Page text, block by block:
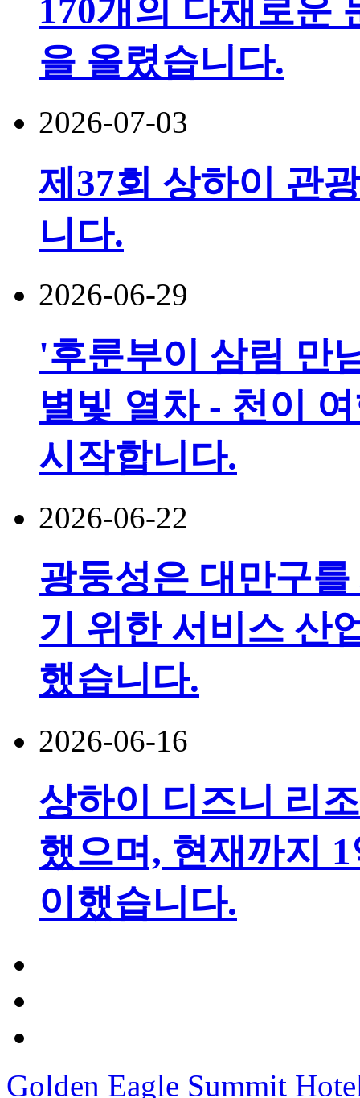
170개의 다채로운
을 올렸습니다.
2026-07-03
제37회 상하이 관
니다.
2026-06-29
'후룬부이 삼림 만
별빛 열차 - 천이
시작합니다.
2026-06-22
광둥성은 대만구
기 위한 서비스 산
했습니다.
2026-06-16
상하이 디즈니 리
했으며, 현재까지
이했습니다.
Golden Eagle Summit